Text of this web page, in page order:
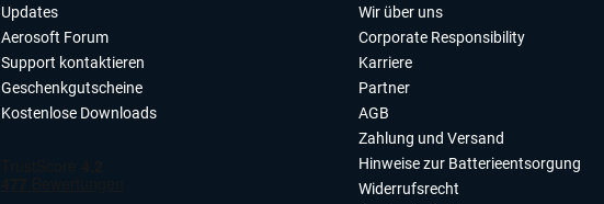
Updates
Aerosoft Forum
Support kontaktieren
Geschenkgutscheine
Kostenlose Downloads
Wir über uns
Corporate Responsibility
Karriere
Partner
AGB
Zahlung und Versand
Hinweise zur Batterieentsorgung
Widerrufsrecht